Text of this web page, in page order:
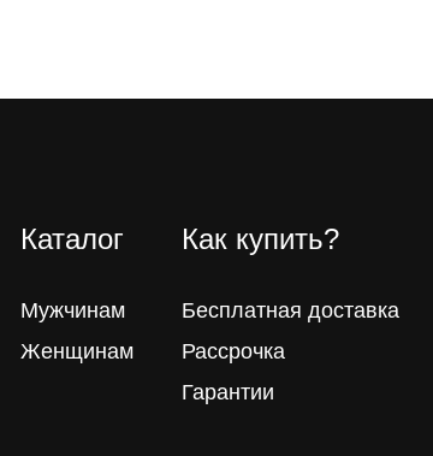
Каталог
Мужчинам
Женщинам
Как купить?
Бесплатная доставка
Рассрочка
Гарантии